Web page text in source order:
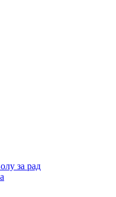
за рад